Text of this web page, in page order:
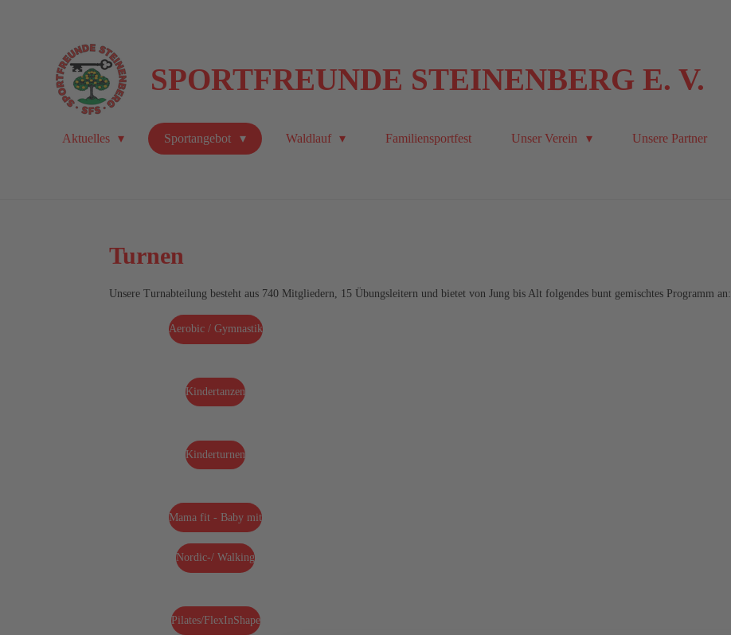
SPORTFREUNDE STEINENBERG E. V.
Aktuelles Sportangebot Waldlauf Familiensportfest Unser Verein Unsere Partner
Turnen
Unsere Turnabteilung besteht aus 740 Mitgliedern, 15 Übungsleitern und bietet von Jung bis Alt folgendes bunt gemischtes Programm an:
Aerobic / Gymnastik
Kindertanzen
Kinderturnen
Mama fit - Baby mit
Nordic-/ Walking
Pilates/FlexInShape